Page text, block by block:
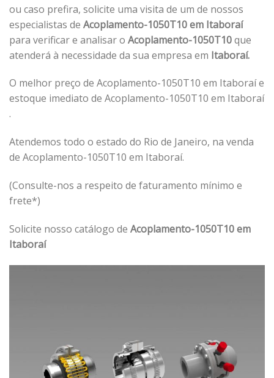
ou caso prefira, solicite uma visita de um de nossos
especialistas de Acoplamento-1050T10 em Itaboraí
para verificar e analisar o Acoplamento-1050T10que
atenderá à necessidade da sua empresa em Itaboraí.
O melhor preço de Acoplamento-1050T10 em Itaboraí e
estoque imediato de Acoplamento-1050T10 em Itaboraí
.
Atendemos todo o estado do Rio de Janeiro, na venda
de Acoplamento-1050T10 em Itaboraí.
(Consulte-nos a respeito de faturamento mínimo e
frete*)
Solicite nosso catálogo de Acoplamento-1050T10 em
Itaboraí